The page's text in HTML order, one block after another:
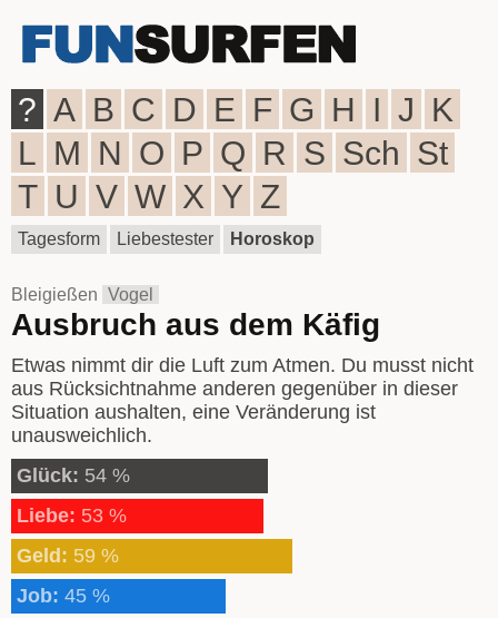
? A B C D E F G H I J K
L M N O P Q R S Sch St
T U V W X Y Z
Tagesform Liebestester Horoskop
Bleigießen Vogel
Ausbruch aus dem Käfig
Etwas nimmt dir die Luft zum Atmen. Du musst nicht
aus Rücksichtnahme anderen gegenüber in dieser
Situation aushalten, eine Veränderung ist
unausweichlich.
Glück: 54 %
Liebe: 53 %
Geld: 59 %
Job: 45 %